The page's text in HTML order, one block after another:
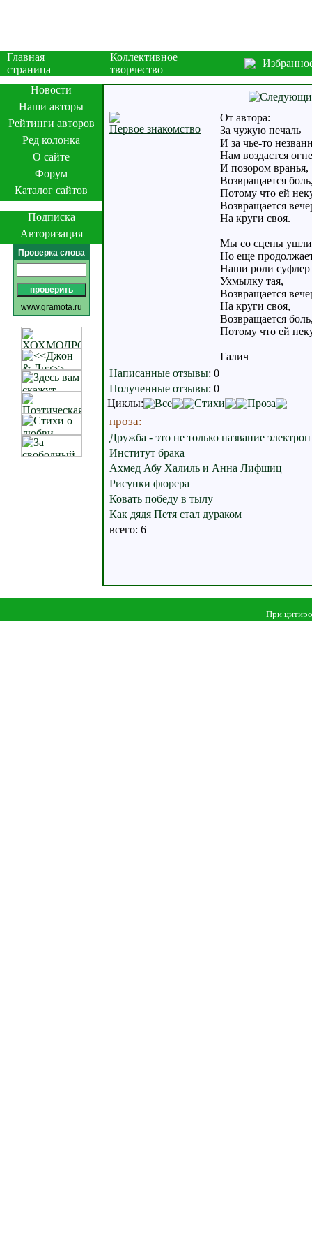
Главная
страница
Коллективное
творчество
Новости
Наши авторы
Рейтинги авторов
Ред колонка
О сайте
Форум
Каталог сайтов
Подписка
Авторизация
Проверка слова
www.gramota.ru
Первое знакомство
От автора:
За чужую печаль
И за чье-то
Нам воздастся
И позором вранья,
Возвращается
Потому что ей
Возвращается
На круги своя.
Мы со сцены
Но еще
Наши роли суфлер
Ухмылку тая,
Возвращается
На круги своя,
Возвращается
Потому что ей
Галич
Написанные отзывы: 0
Полученные отзывы: 0
Циклы:
Все Стихи Проза
проза:
Дружба - это не только название электроп
Институт брака
Ахмед Абу Халиль и Анна Лифшиц
Рисунки фюрера
Ковать победу в тылу
Как дядя Петя стал дураком
всего: 6
При